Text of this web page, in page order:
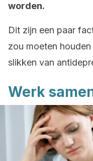
worden.
Dit zijn een paar
zou moeten
slikken van
Werk